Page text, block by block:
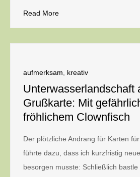
Read More
aufmerksam kreativ
Unterwasserlandschaft
Grußkarte: Mit
fröhlichem Clownfisch
Der plötzliche Andrang für Karten
führte dazu, dass ich kurzfristig
besorgen musste: Schließlich